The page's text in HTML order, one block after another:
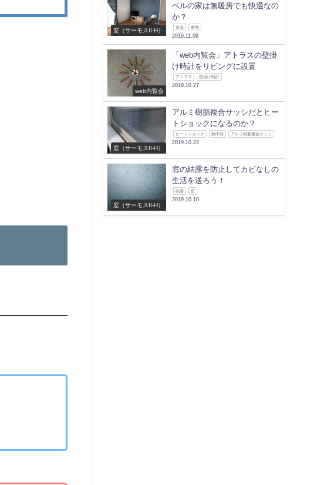
窓（サーモスII-H）
ベルの家は無暖房でも快適なの
か？
室温 断熱
2019.11.09
web内覧会
「web内覧会」アトラスの壁掛
け時計をリビングに設置
アトラス 壁掛け時計
2019.10.27
窓（サーモスII-H）
アルミ樹脂複合サッシだとヒー
トショックになるのか？
ヒートショック 熱中症 アルミ樹脂複合サッシ
2019.10.22
窓（サーモスII-H）
窓の結露を防止してカビなしの
生活を送ろう！
結露 窓
2019.10.10